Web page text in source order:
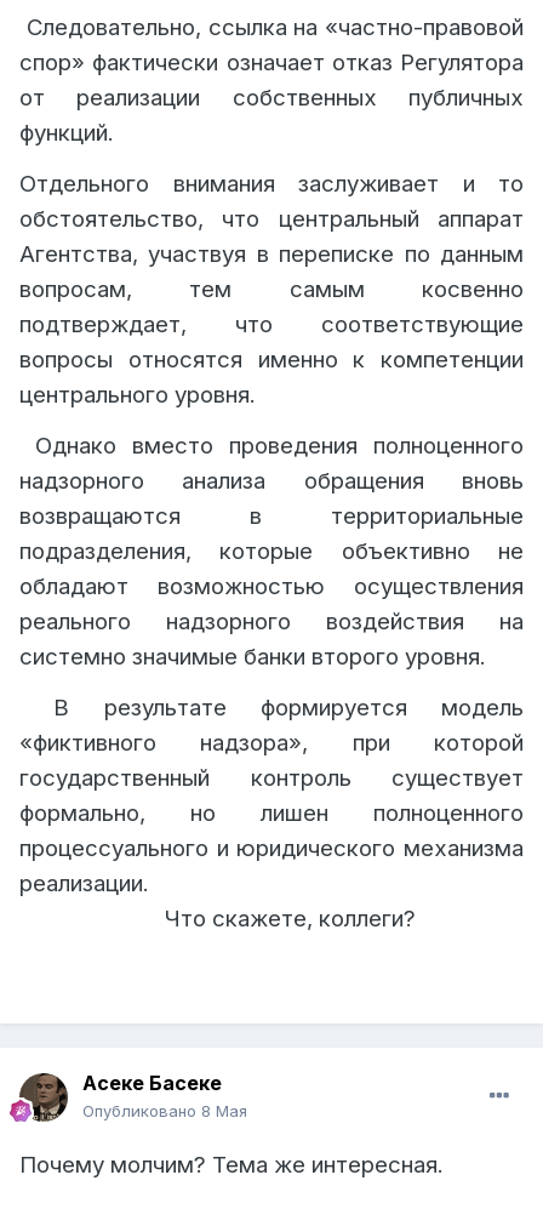
Следовательно, ссылка на «частно-правовой
спор» фактически означает отказ Регулятора
от реализации собственных публичных
функций.
Отдельного внимания заслуживает и то
обстоятельство, что центральный аппарат
Агентства, участвуя в переписке по данным
вопросам, тем самым косвенно
подтверждает, что соответствующие
вопросы относятся именно к компетенции
центрального уровня.
Однако вместо проведения полноценного
надзорного анализа обращения вновь
возвращаются в территориальные
подразделения, которые объективно не
обладают возможностью осуществления
реального надзорного воздействия на
системно значимые банки второго уровня.
В результате формируется модель
«фиктивного надзора», при которой
государственный контроль существует
формально, но лишен полноценного
процессуального и юридического механизма
реализации.
Что скажете, коллеги?
Асеке Басеке
Опубликовано 8 Мая
Почему молчим? Тема же интересная.